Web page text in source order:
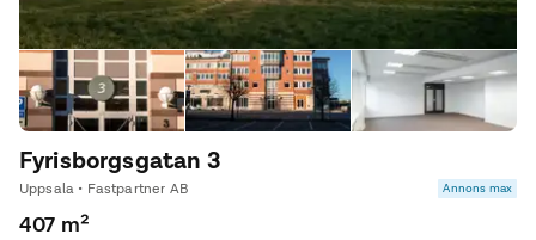
Fyrisborgsgatan 3
Uppsala • Fastpartner AB Annons max
407 m²